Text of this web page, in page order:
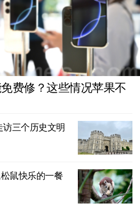
免费修？这些情况苹果不
三个历史文明
鼠快乐的一餐